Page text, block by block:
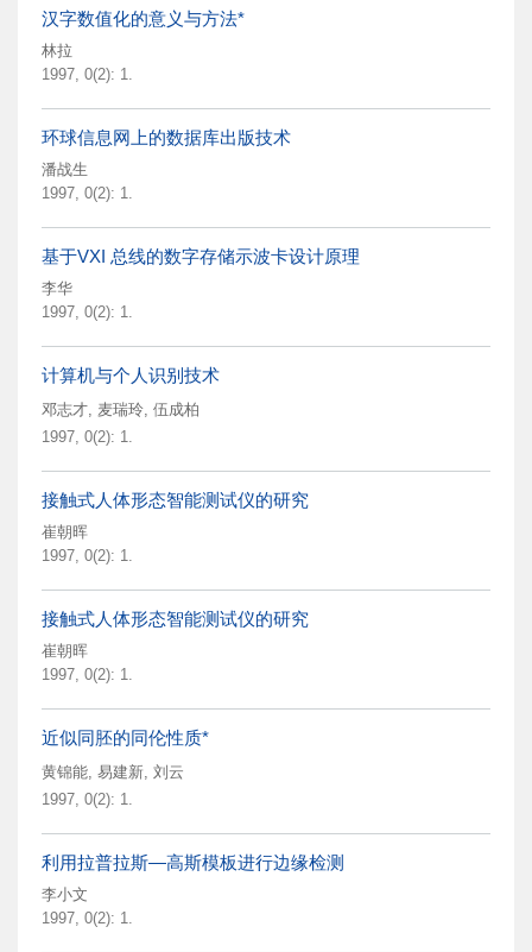
汉字数值化的意义与方法*
林拉
1997, 0(2): 1.
环球信息网上的数据库出版技术
潘战生
1997, 0(2): 1.
基于VXI 总线的数字存储示波卡设计原理
李华
1997, 0(2): 1.
计算机与个人识别技术
邓志才, 麦瑞玲, 伍成柏
1997, 0(2): 1.
接触式人体形态智能测试仪的研究
崔朝晖
1997, 0(2): 1.
接触式人体形态智能测试仪的研究
崔朝晖
1997, 0(2): 1.
近似同胚的同伦性质*
黄锦能, 易建新, 刘云
1997, 0(2): 1.
利用拉普拉斯—高斯模板进行边缘检测
李小文
1997, 0(2): 1.